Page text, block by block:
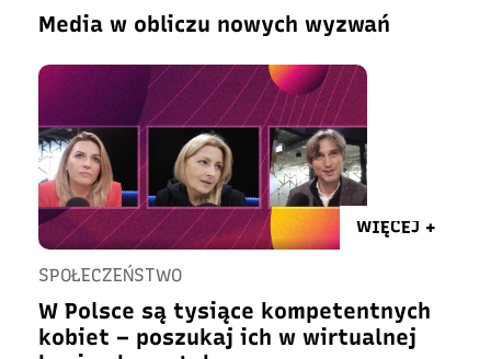
Media w obliczu nowych wyzwań
WIĘCEJ +
SPOŁECZEŃSTWO
W Polsce są tysiące kompetentnych
kobiet – poszukaj ich w wirtualnej